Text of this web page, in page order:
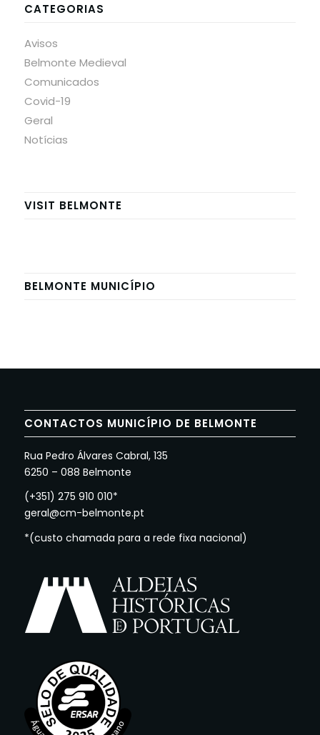
CATEGORIAS
Avisos
Belmonte Medieval
Comunicados
Covid-19
Geral
Notícias
VISIT BELMONTE
BELMONTE MUNICÍPIO
CONTACTOS MUNICÍPIO DE BELMONTE
Rua Pedro Álvares Cabral, 135
6250 – 088 Belmonte
(+351) 275 910 010*
geral@cm-belmonte.pt
*(custo chamada para a rede fixa nacional)